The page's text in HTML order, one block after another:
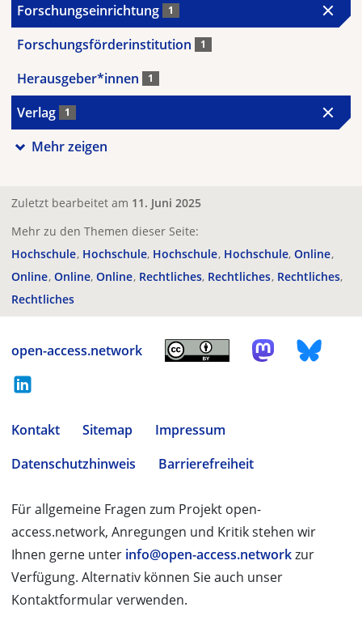
Forschungseinrichtung 1
Forschungsförderinstitution 1
Herausgeber*innen 1
Verlag 1
Mehr zeigen
Zuletzt bearbeitet am 11. Juni 2025
Mehr zu den Themen dieser Seite:
Hochschule Hochschule Hochschule Hochschule Online
Online Online Online Rechtliches Rechtliches Rechtliches
Rechtliches
open-access.network
Kontakt Sitemap
Impressum
Datenschutzhinweis
Barrierefreiheit
Für allgemeine Fragen zum Projekt open-
access.network, Anregungen und Kritik stehen wir
Ihnen gerne unter info@open-access.networkzur
Verfügung. Alternativ können Sie auch unser
Kontaktformular verwenden.